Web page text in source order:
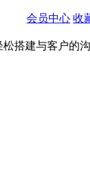
会员中心 收
搭建与客户的沟